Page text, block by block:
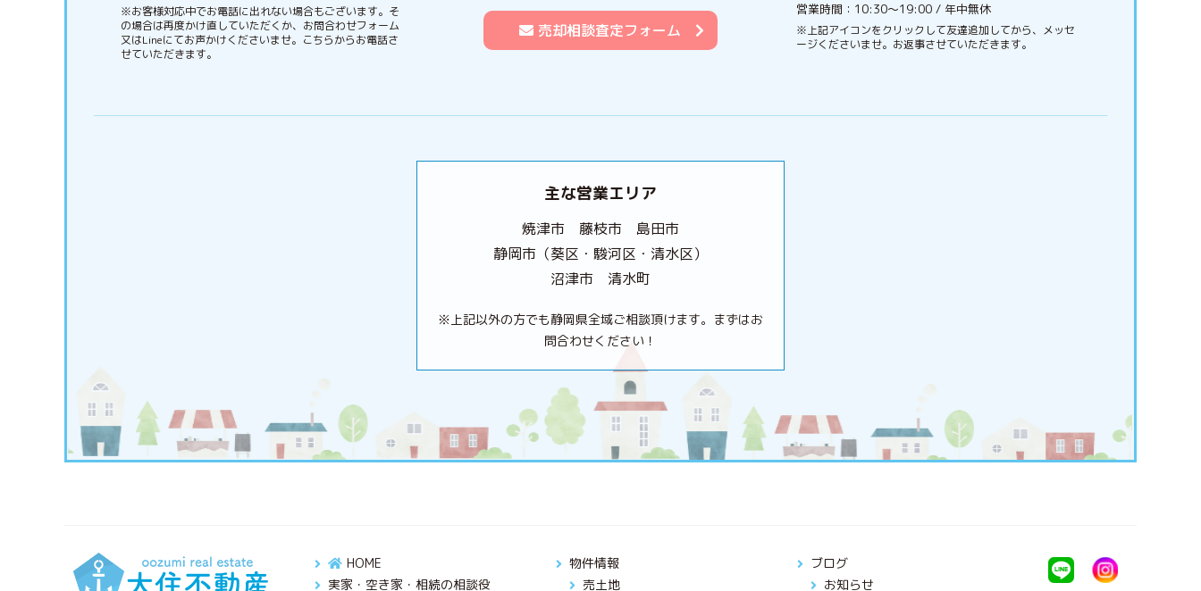
※お客様対応中でお電話に出れない場合もございます。そ
の場合は再度かけ直していただくか、お問合わせフォーム
又はLineにてお声かけくださいませ。こちらからお電話さ
せていただきます。
売却相談査定フォーム
営業時間：10:30〜19:00 / 年中無休
※上記アイコンをクリックして友達追加してから、メッセ
ージくださいませ。お返事させていただきます。
主な営業エリア
焼津市 藤枝市 島田市
静岡市（葵区・駿河区・清水区）
沼津市 清水町
※上記以外の方でも静岡県全域ご相談頂けます。まずはお
問合わせください！
HOME
実家・空き家・相続の相談役
物件情報
売土地
ブログ
お知らせ